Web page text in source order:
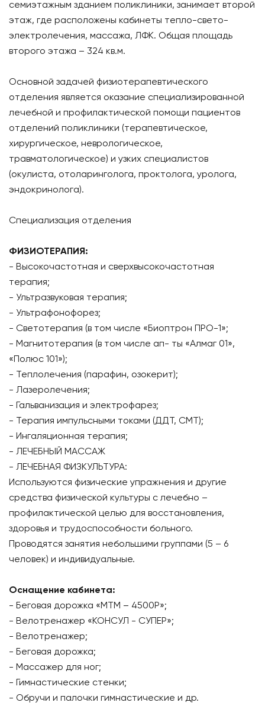
семиэтажным зданием поликлиники, занимает второй
этаж, где расположены кабинеты тепло-свето-
электролечения, массажа, ЛФК. Общая площадь
второго этажа – 324 кв.м.
Основной задачей физиотерапевтического
отделения является оказание специализированной
лечебной и профилактической помощи пациентов
отделений поликлиники (терапевтическое,
хирургическое, неврологическое,
травматологическое) и узких специалистов
(окулиста, отоларинголога, проктолога, уролога,
эндокринолога).
Специализация отделения
ФИЗИОТЕРАПИЯ:
- Высокочастотная и сверхвысокочастотная
терапия;
- Ультразвуковая терапия;
- Ультрафонофорез;
- Светотерапия (в том числе «Биоптрон ПРО-1»;
- Магнитотерапия (в том числе ап- ты «Алмаг 01»,
«Полюс 101»);
- Теплолечения (парафин, озокерит);
- Лазеролечения;
- Гальванизация и электрофарез;
- Терапия импульсными токами (ДДТ, СМТ);
- Ингаляционная терапия;
- ЛЕЧЕБНЫЙ МАССАЖ
- ЛЕЧЕБНАЯ ФИЗКУЛЬТУРА:
Используются физические упражнения и другие
средства физической культуры с лечебно –
профилактической целью для восстановления,
здоровья и трудоспособности больного.
Проводятся занятия небольшими группами (5 – 6
человек) и индивидуальные.
Оснащение кабинета:
- Беговая дорожка «МТМ – 4500Р»;
- Велотренажер «КОНСУЛ - СУПЕР»;
- Велотренажер;
- Беговая дорожка;
- Массажер для ног;
- Гимнастические стенки;
- Обручи и палочки гимнастические и др.